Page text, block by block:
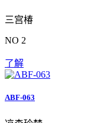
三宫椿
NO 2
了解
ABF-063